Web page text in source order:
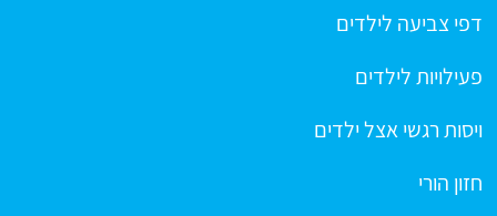
דפי צביעה לילדים
פעילויות לילדים
ויסות רגשי אצל ילדים
חזון הורי